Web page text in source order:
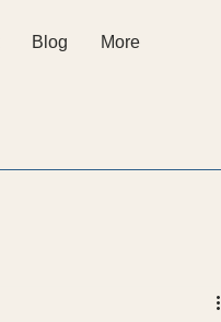
Blog More